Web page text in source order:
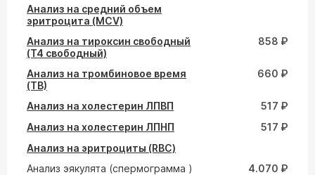
Анализ на средний объем
эритроцита (MCV)
Анализ на тироксин свободный
(Т4 свободный)
858 ₽
Анализ на тромбиновое время
(ТВ)
660 ₽
Анализ на холестерин ЛПВП
517 ₽
Анализ на холестерин ЛПНП
517 ₽
Анализ на эритроциты (RBC)
Анализ эякулята (спермограмма )
4.070 ₽